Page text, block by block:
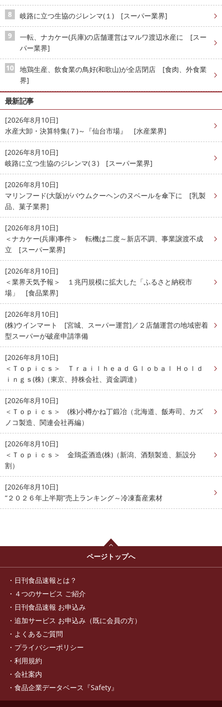
岐路に立つ生協のジレンマ(１) [スーパー業界]
一転、ナカケー(兵庫)の店舗運営はマルワ渡辺水産に [スー
パー業界]
地鶏生産、飲食業の鳥好(和歌山)が全店閉店 [食肉、外食業
界]
最新記事
[2026年8月10日]
水産大卸・決算特集(７)～『仙台市場』 [水産業界]
[2026年8月10日]
岐路に立つ生協のジレンマ(３) [スーパー業界]
[2026年8月10日]
マリンフード(大阪)がバウムクーヘンのヌベールを傘下に [乳製
品、菓子業界]
[2026年8月10日]
＜ナカケー(兵庫)事件＞ 転機は二度～新店不調、事業譲渡不成
立 [スーパー業界]
[2026年8月10日]
＜業界天気予報＞ １兆円規模に拡大した「ふるさと納税市
場」 [食品業界]
[2026年8月10日]
(株)ウインマート [宮城、スーパー運営]／２店舗運営の地域密着
型スーパーが破産申請準備
[2026年8月10日]
＜Ｔｏｐｉｃｓ＞ Ｔｒａｉｌｈｅａｄ Ｇｌｏｂａｌ Ｈｏｌｄ
ｉｎｇｓ(株)（東京、持株会社、資金調達）
[2026年8月10日]
＜Ｔｏｐｉｃｓ＞ (株)小樽かね丁鍛冶（北海道、飯寿司、カズ
ノコ製造、関連会社再編）
[2026年8月10日]
＜Ｔｏｐｉｃｓ＞ 金鵄盃酒造(株)（新潟、酒類製造、新設分
割）
[2026年8月10日]
“２０２６年上半期”売上ランキング～冷凍畜産素材
ページトップへ
日刊食品速報とは？
４つのサービス ご紹介
日刊食品速報 お申込み
追加サービス お申込み（既に会員の方）
よくあるご質問
プライバシーポリシー
利用規約
会社案内
食品企業データベース『Safety』